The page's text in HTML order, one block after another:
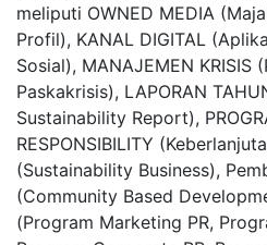
meliputi OWNED MEDIA
Profil), KANAL DIGITAL
Sosial), MANAJEMEN KRISIS
Paskakrisis), LAPORAN
Sustainability Report),
RESPONSIBILITY
(Sustainability Business),
(Community Based
(Program Marketing PR,